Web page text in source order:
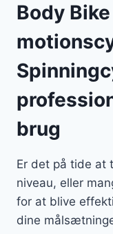
Body
brug
Er det på tide at
niveau, eller
for at blive
dine